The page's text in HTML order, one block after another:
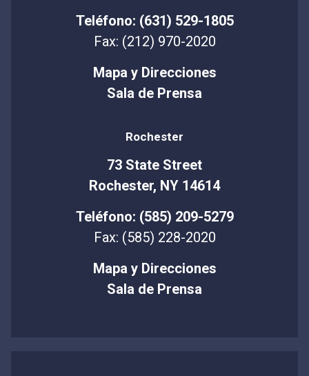
Teléfono: (631) 529-1805
Fax: (212) 970-2020
Mapa y Direcciones
Sala de Prensa
Rochester
73 State Street
Rochester, NY 14614
Teléfono: (585) 209-5279
Fax: (585) 228-2020
Mapa y Direcciones
Sala de Prensa